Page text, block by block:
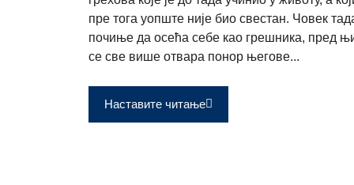
пре тога уопште није био свестан. Човек
почиње да осећа себе као грешника, пред
се све више отвара понор његове...
Наставите читање